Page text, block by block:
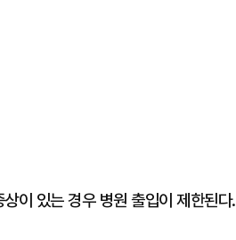
이 있는 경우 병원 출입이 제한된다.